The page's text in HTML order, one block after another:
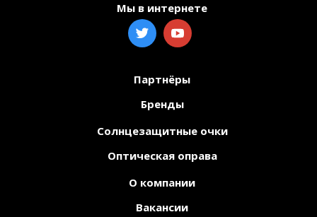
Мы в интернете
Партнёры
Бренды
Солнцезащитные очки
Оптическая оправа
О компании
Вакансии